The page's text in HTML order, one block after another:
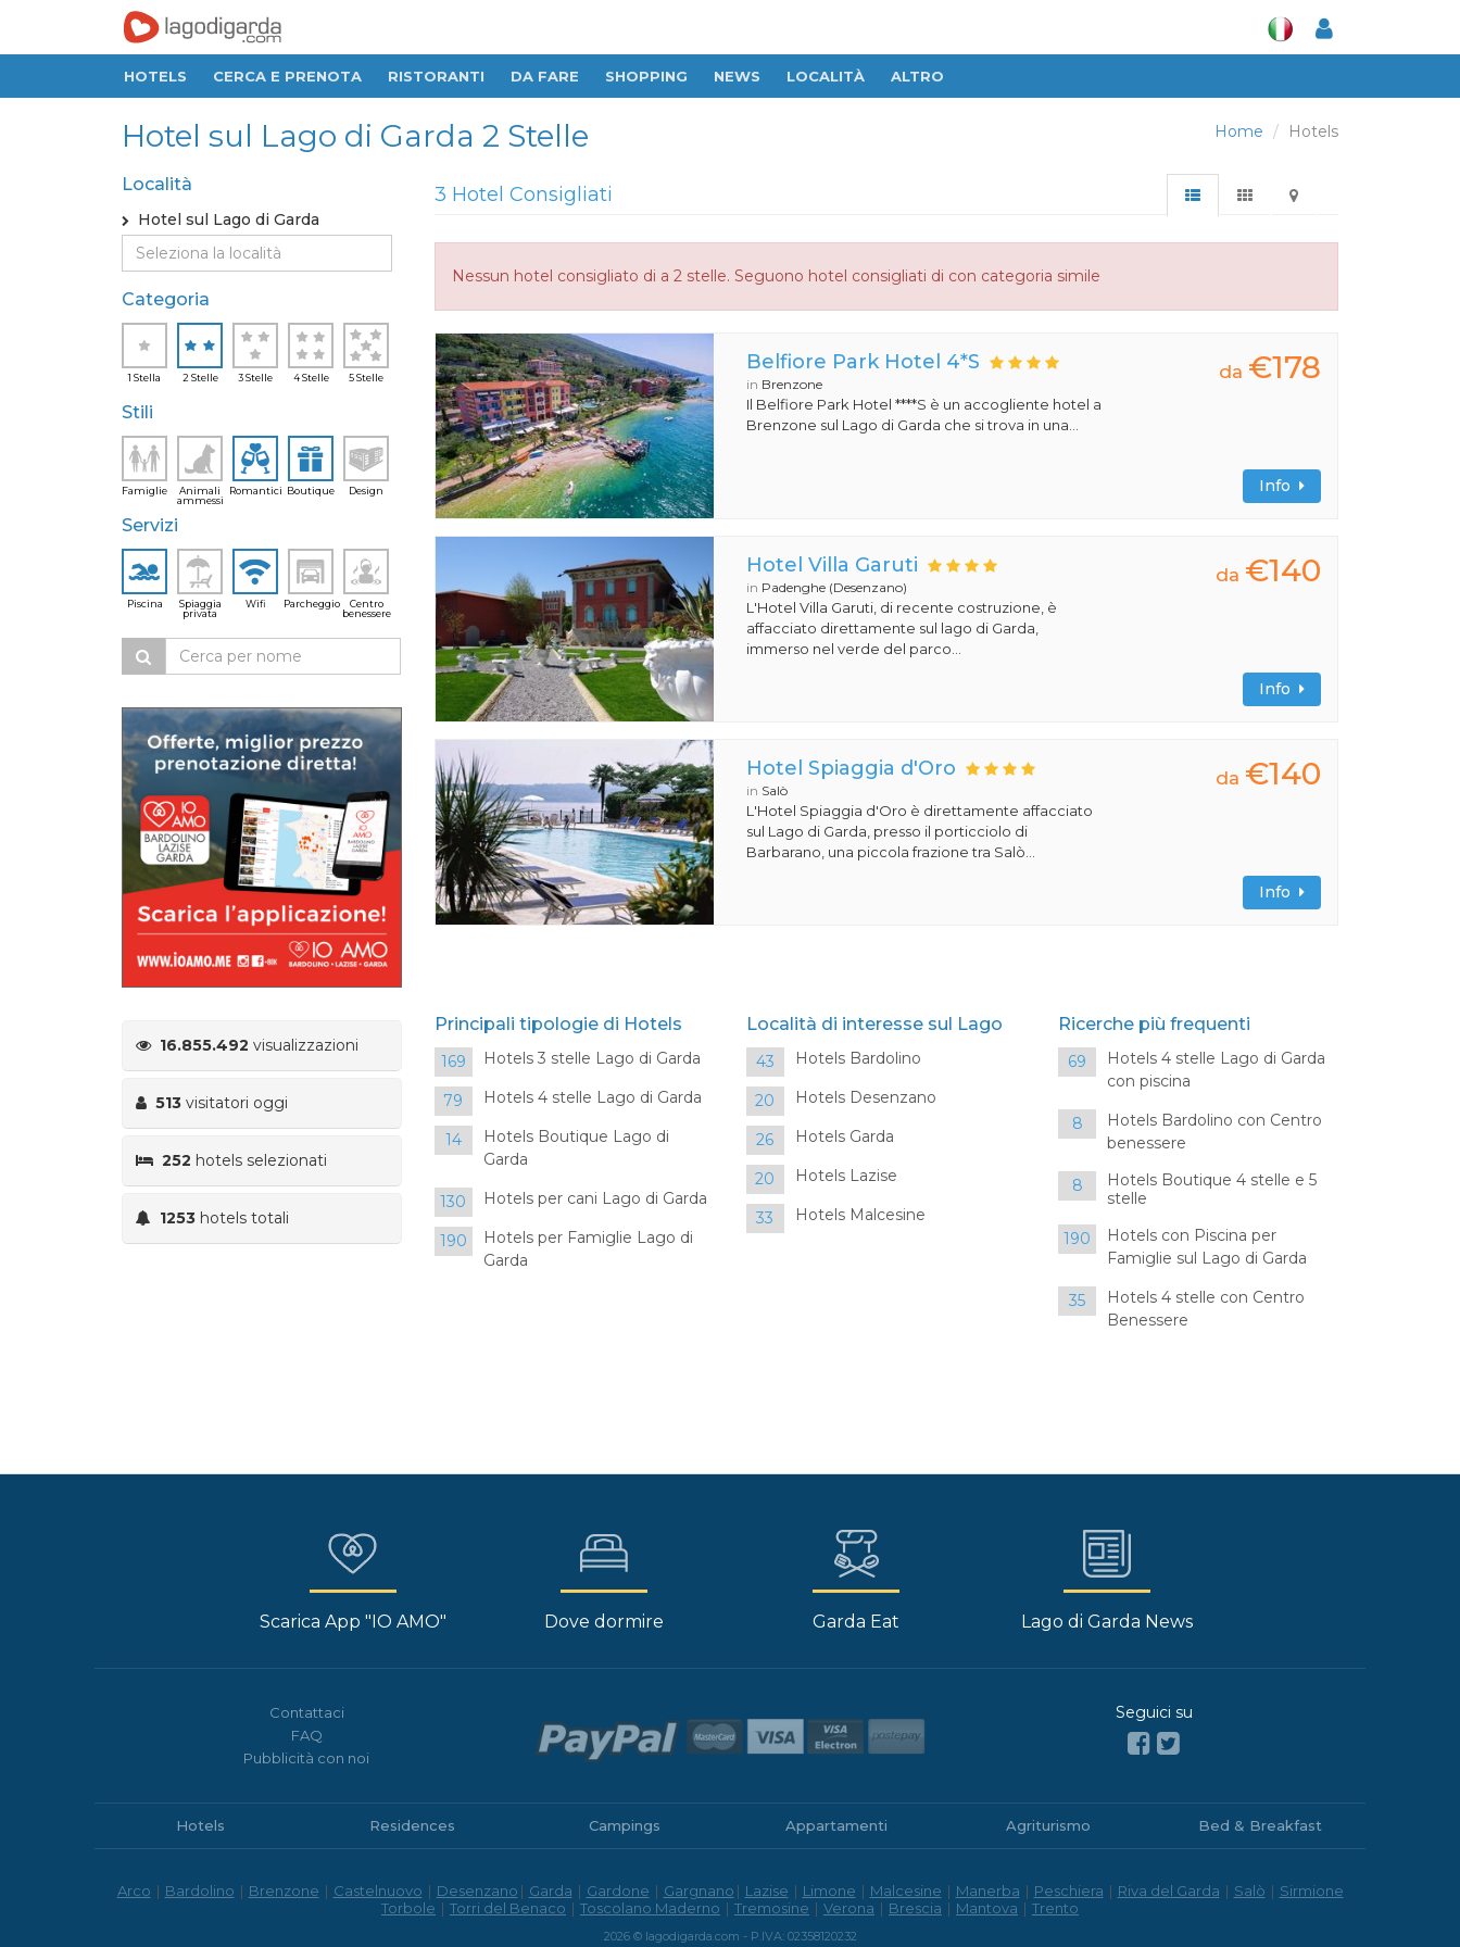
HOTELS CERCA E PRENOTA RISTORANTI DA FARE SHOPPING NEWS LOCALITÀ ALTRO
Home Hotels
Hotel sul Lago di Garda 2 Stelle
Località
Hotel sul Lago di Garda
Categoria
1 Stella 2 Stelle 3 Stelle 4 Stelle 5 Stelle
Stili
Famiglie
Animali
ammessi
Romantici Boutique Design
Servizi
Piscina
Spiaggia
privata
Wifi Parcheggio
Centro
benessere
16.855.492 visualizzazioni
513 visitatori oggi
252 hotels selezionati
1253 hotels totali
3 Hotel Consigliati
Nessun hotel consigliato di a 2 stelle. Seguono hotel consigliati di con categoria simile
Belfiore Park Hotel 4*S
in Brenzone
Il Belfiore Park Hotel ****S è un accogliente hotel a
Brenzone sul Lago di Garda che si trova in una...
da €178
Info
Hotel Villa Garuti
in Padenghe (Desenzano)
L'Hotel Villa Garuti, di recente costruzione, è
affacciato direttamente sul lago di Garda,
immerso nel verde del parco...
da €140
Info
Hotel Spiaggia d'Oro
in Salò
L'Hotel Spiaggia d'Oro è direttamente affacciato
sul Lago di Garda, presso il porticciolo di
Barbarano, una piccola frazione tra Salò...
da €140
Info
Principali tipologie di Hotels
169 Hotels 3 stelle Lago di Garda
79 Hotels 4 stelle Lago di Garda
14
Hotels Boutique Lago di
Garda
130 Hotels per cani Lago di Garda
190
Hotels per Famiglie Lago di
Garda
Località di interesse sul Lago
43 Hotels Bardolino
20 Hotels Desenzano
26 Hotels Garda
20 Hotels Lazise
33 Hotels Malcesine
Ricerche più frequenti
69
Hotels 4 stelle Lago di Garda
con piscina
8
Hotels Bardolino con Centro
benessere
8
Hotels Boutique 4 stelle e 5
stelle
190
Hotels con Piscina per
Famiglie sul Lago di Garda
35
Hotels 4 stelle con Centro
Benessere
Scarica App "IO AMO" Dove dormire Garda Eat Lago di Garda News
Contattaci
FAQ
Pubblicità con noi
Seguici su
Hotels Residences Campings Appartamenti Agriturismo Bed & Breakfast
Arco | Bardolino | Brenzone | Castelnuovo | Desenzano | Garda | Gardone | Gargnano | Lazise | Limone | Malcesine | Manerba | Peschiera | Riva del Garda | Salò | Sirmione
Torbole | Torri del Benaco | Toscolano Maderno | Tremosine | Verona | Brescia | Mantova | Trento
2026 © lagodigarda.com - P.IVA: 02358120232